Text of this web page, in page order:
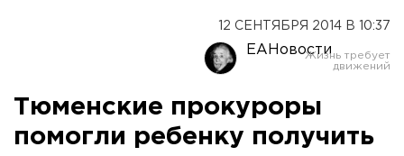
12 СЕНТЯБРЯ 2014 В 10:37
ЕАНовости
Тюменские прокуроры
помогли ребенку получить